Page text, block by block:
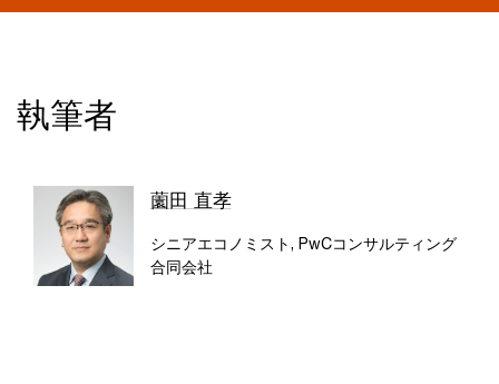
執筆者
薗田 直孝
シニアエコノミスト, PwCコンサルティング
合同会社